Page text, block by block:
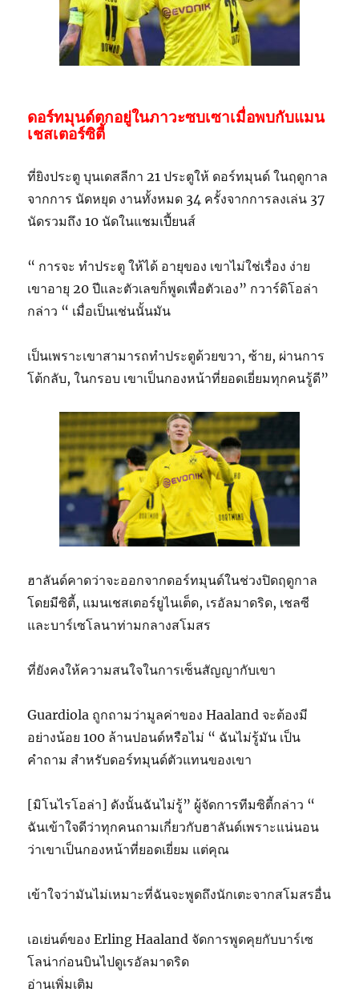
ดอร์ทมุนด์ตกอยู่ในภาวะซบเซาเมื่อพบกับแมน
เชสเตอร์ซิตี้
ที่ยิงประตู บุนเดสลีกา 21 ประตูให้ ดอร์ทมุนด์ ในฤดูกาล
จากการ นัดหยุด งานทั้งหมด 34 ครั้งจากการลงเล่น 37
นัดรวมถึง 10 นัดในแชมเปี้ยนส์
“ การจะ ทำประตู ให้ได้ อายุของ เขาไม่ใช่เรื่อง ง่าย
เขาอายุ 20 ปีและตัวเลขก็พูดเพื่อตัวเอง” กวาร์ดิโอล่า
กล่าว “ เมื่อเป็นเช่นนั้นมัน
เป็นเพราะเขาสามารถทำประตูด้วยขวา, ซ้าย, ผ่านการ
โต้กลับ, ในกรอบ เขาเป็นกองหน้าที่ยอดเยี่ยมทุกคนรู้ดี”
ฮาลันด์คาดว่าจะออกจากดอร์ทมุนด์ในช่วงปิดฤดูกาล
โดยมีซิตี้, แมนเชสเตอร์ยูไนเต็ด, เรอัลมาดริด, เชลซี
และบาร์เซโลนาท่ามกลางสโมสร
ที่ยังคงให้ความสนใจในการเซ็นสัญญากับเขา
Guardiola ถูกถามว่ามูลค่าของ Haaland จะต้องมี
อย่างน้อย 100 ล้านปอนด์หรือไม่ “ ฉันไม่รู้มัน เป็น
คำถาม สำหรับดอร์ทมุนด์ตัวแทนของเขา
[มิโนไรโอล่า] ดังนั้นฉันไม่รู้” ผู้จัดการทีมซิตี้กล่าว “
ฉันเข้าใจดีว่าทุกคนถามเกี่ยวกับฮาลันด์เพราะแน่นอน
ว่าเขาเป็นกองหน้าที่ยอดเยี่ยม แต่คุณ
เข้าใจว่ามันไม่เหมาะที่ฉันจะพูดถึงนักเตะจากสโมสรอื่น
เอเย่นต์ของ Erling Haaland จัดการพูดคุยกับบาร์เซ
โลน่าก่อนบินไปดูเรอัลมาดริด
อ่านเพิ่มเติม